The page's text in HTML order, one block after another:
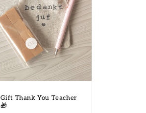
Gift Thank You Teacher
🎁